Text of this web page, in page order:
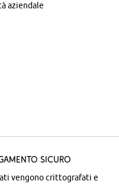
aziendale
sicuro
vengono crittografati e